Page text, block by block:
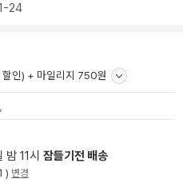
24
인) + 마일리지 750원
11시 잠들기전 배송
) 변경